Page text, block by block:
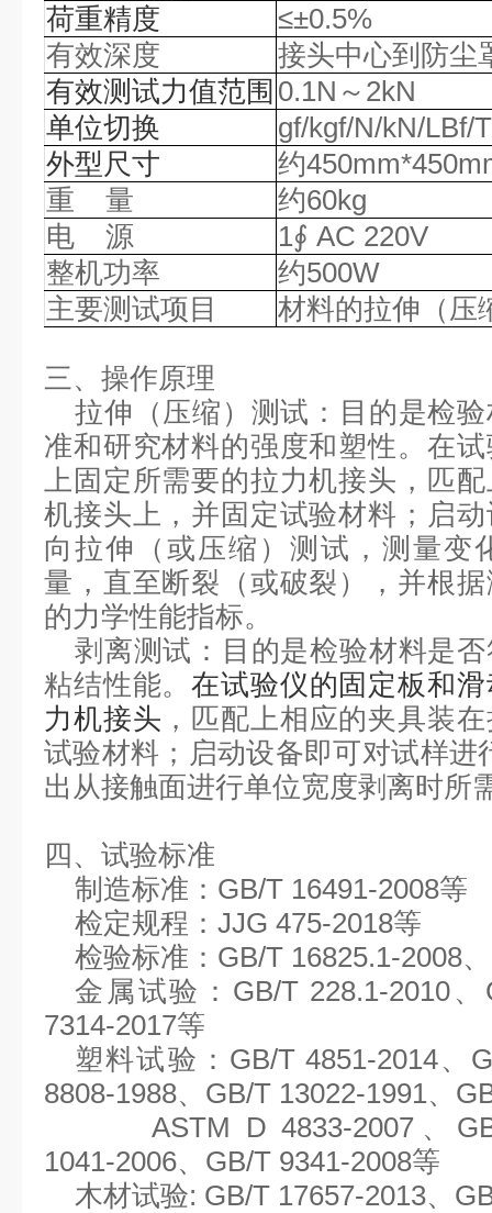
荷重精度
≤±0.5%
有效深度
接头中心到防尘
有效测试力值范围 0.1N～2kN
单位切换
gf/kgf/N/kN/LBf/T
外型尺寸
约450mm*4
重
量 约60kg
电
源 1∮ AC 220V
整机功率
约500W
主要测试项目
材料的拉伸（压
三、操作原理
拉伸（压缩）测试： 目的是检
准和研究材料的强度和塑性。 在
上固定所需要的拉力机接头 ， 匹
机接头上，并固定试验材料 ； 启
向拉伸（或压缩） 测试， 测量变
量，直至断裂（或破裂），并根
的力学性能指标。
剥离测试： 目的是检验材料是
粘结性能。在试验仪的固定板和
力机接头 ， 匹配上相应的夹具装
试验材料 ； 启动设备即可对试样进
出从接触面进行单位宽度剥离时所
四、试验标准
制造标准： GB/T 16491-2008等
检定规程： JJG 475-2018等
检验标准： GB/T 16825.1-2008
金属试验： GB/T 228.1-2010
7314-2017等
塑料试验： GB/T 4851-2014、
8808-1988、GB/T 13022-1991、
ASTM D 4833-2007、
1041-2006、GB/T 9341-2008等
木材试验: GB/T 17657-2013、